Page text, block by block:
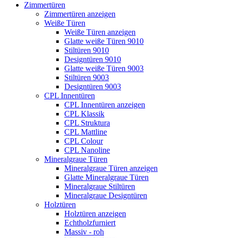
Zimmertüren
Zimmertüren anzeigen
Weiße Türen
Weiße Türen anzeigen
Glatte weiße Türen 9010
Stiltüren 9010
Designtüren 9010
Glatte weiße Türen 9003
Stiltüren 9003
Designtüren 9003
CPL Innentüren
CPL Innentüren anzeigen
CPL Klassik
CPL Struktura
CPL Mattline
CPL Colour
CPL Nanoline
Mineralgraue Türen
Mineralgraue Türen anzeigen
Glatte Mineralgraue Türen
Mineralgraue Stiltüren
Mineralgraue Designtüren
Holztüren
Holztüren anzeigen
Echtholzfurniert
Massiv - roh